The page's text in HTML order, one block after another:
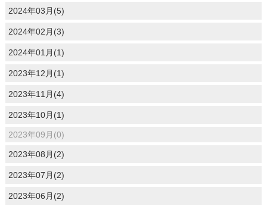
2024年03月(5)
2024年02月(3)
2024年01月(1)
2023年12月(1)
2023年11月(4)
2023年10月(1)
2023年09月(0)
2023年08月(2)
2023年07月(2)
2023年06月(2)